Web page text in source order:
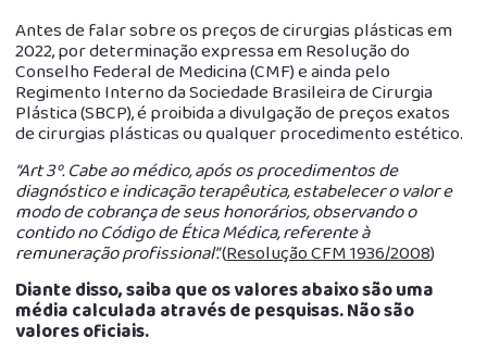
Antes de falar sobre os preços de cirurgias plásticas em
2022, por determinação expressa em Resolução do
Conselho Federal de Medicina (CMF) e ainda pelo
Regimento Interno da Sociedade Brasileira de Cirurgia
Plástica (SBCP), é proibida a divulgação de preços exatos
de cirurgias plásticas ou qualquer procedimento estético.
“Art 3º. Cabe ao médico, após os procedimentos de
diagnóstico e indicação terapêutica, estabelecer o valor e
modo de cobrança de seus honorários, observando o
contido no Código de Ética Médica, referente à
remuneração profissional”.(Resolução CFM 1936/2008)
Diante disso, saiba que os valores abaixo são uma
média calculada através de pesquisas. Não são
valores oficiais.